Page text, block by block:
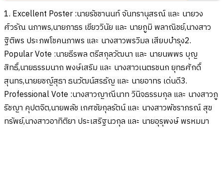
1. Excellent Poster :นายรัชชานนท์ จันทรานุสรณ์ และ นายวง
ศ์วรัณ นภาพร,นายภาธร เขียววินัย และ นายภูมิ พลาณิชย์,นางสาว
ฐิติพร ประภพโชคนภาพร และ นางสาวพรวิมล เสียบบำรุง2.
Popular Vote :นายธีรพล ตรีสกุลวัฒนา และ นายนพพร บุญ
สิทธิ์,นายธรรมนาถ พงษ์เสริม และ นางสาวเนตรชนก ยุทธศักดิ์
สุนทร,นายยชญ์สุธา ธนวัฒน์สรธัญ และ นายอาทร เด่นดี3.
Professional Vote :นางสาวญาณีนาท วินิจธรรมกุล และ นางสาวภู
ริชญา คุปตจิต,นายพลัช เกศชัยกุลรัตน์ และ นางสาวพัชราภรณ์ สุข
ทรัพย์,นางสาวอาทิติยา ประเสริฐนวกุล และ นายอุรุพงษ์ พรหมมา